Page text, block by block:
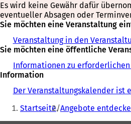
Es wird keine Gewähr dafür
eventueller Absagen oder
Sie möchten eine Veranstaltung
Veranstaltung in den
Sie möchten eine öffentliche
Informationen zu
Information
Der Veranstaltungskalender ist
Sie
befinden
Startseite Angebote